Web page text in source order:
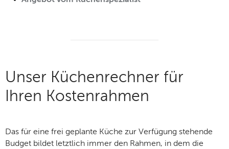
Unser Küchenrechner für
Ihren Kostenrahmen
Das für eine frei geplante Küche zur Verfügung stehende
Budget bildet letztlich immer den Rahmen, in dem die